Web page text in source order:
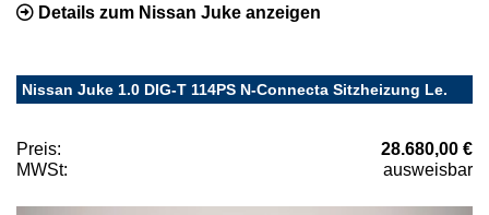
Details zum Nissan Juke anzeigen
Nissan Juke 1.0 DIG-T 114PS N-Connecta Sitzheizung Le.
Preis:
28.680,00 €
MWSt:
ausweisbar